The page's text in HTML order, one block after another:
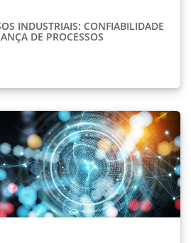
INDUSTRIAIS: CONFIABILIDADE
DE PROCESSOS